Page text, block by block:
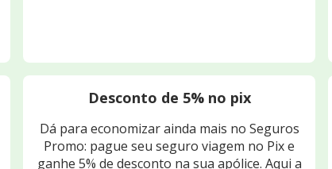
Desconto de 5% no pix
Dá para economizar ainda mais no Seguros
Promo: pague seu seguro viagem no Pix e
ganhe 5% de desconto na sua apólice. Aqui a